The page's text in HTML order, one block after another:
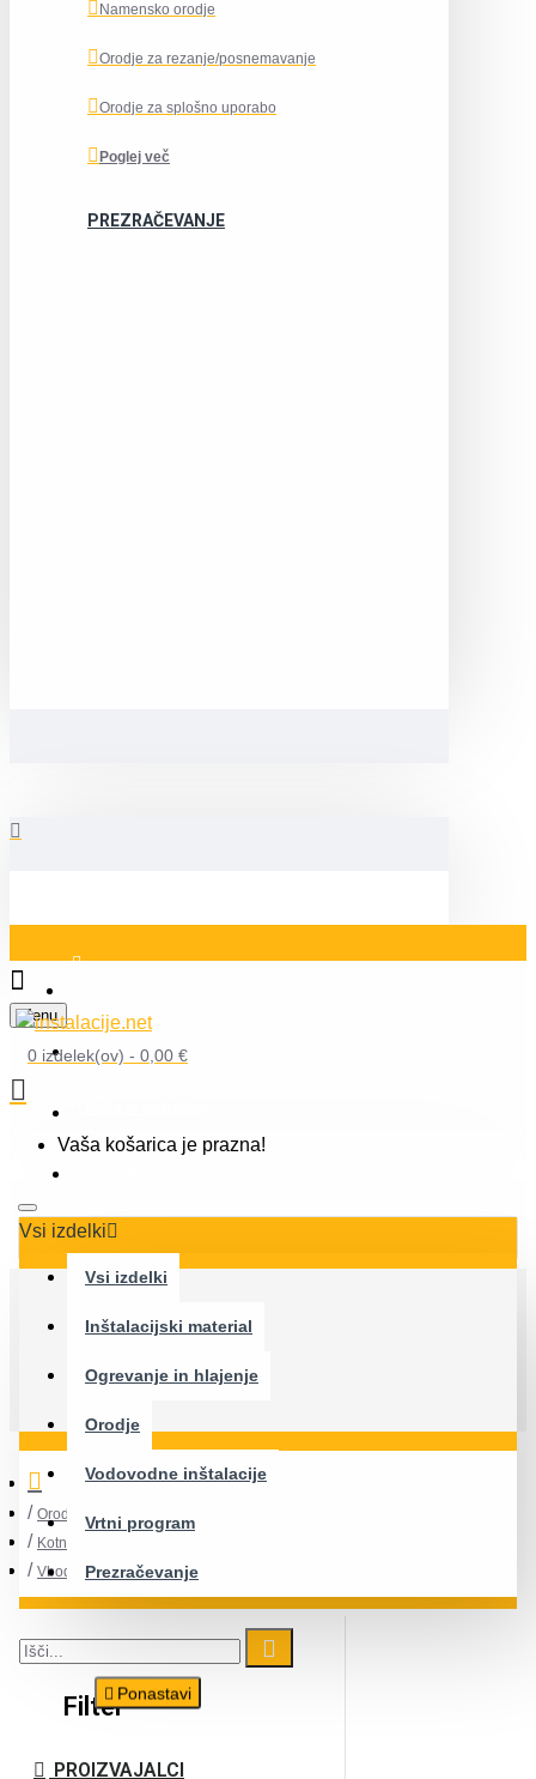
Namensko orodje
Orodje za rezanje/posnemavanje
Orodje za splošno uporabo
Poglej več
PREZRAČEVANJE
Blog
Menu
0 izdelek(ov) - 0,00 €
Vaša košarica je prazna!
Vsi izdelki
Vsi izdelki
Inštalacijski material
Ogrevanje in hlajenje
Orodje
Vodovodne inštalacije
Vrtni program
Prezračevanje
Orodje
Kotni brusilniki in žage
Vbodne žage
FilterPonastavi
PROIZVAJALCI